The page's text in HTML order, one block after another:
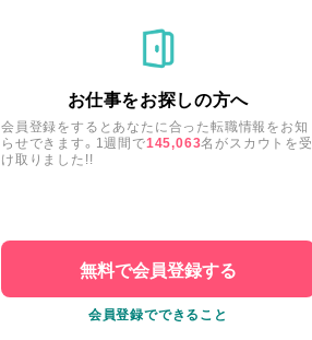
お仕事をお探しの方へ
会員登録をするとあなたに合った転職情報をお知
らせできます。1週間で145,063名がスカウトを受
け取りました!!
無料で会員登録する
会員登録でできること